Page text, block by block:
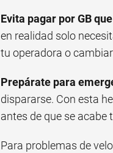
Evita pagar por GB
en realidad solo
tu operadora o
Prepárate para
dispararse. Con esta
antes de que se acabe
Para problemas de